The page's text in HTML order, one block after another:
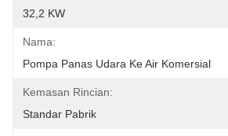
32,2 KW
Nama:
Pompa Panas Udara Ke Air Komersial
Kemasan Rincian:
Standar Pabrik